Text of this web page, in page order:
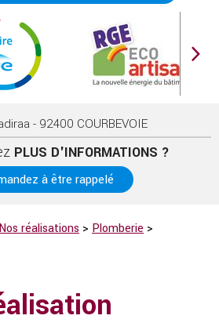
- 92400 COURBEVOIE
PLUS D'INFORMATIONS ?
à être rappelé
Nos réalisations > Plomberie >